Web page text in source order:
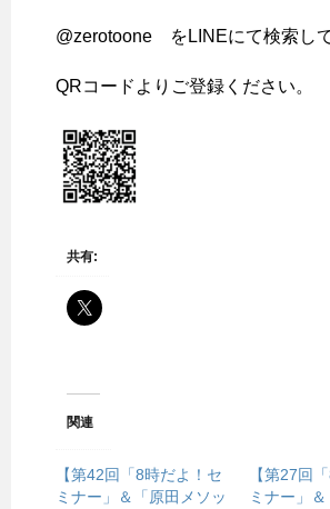
@zerotoone をLINEにて検索して
QRコードよりご登録ください。
共有:
関連
【第42回「8時だよ！セ
ミナー」＆「原田メソッ
【第27回
ミナー」